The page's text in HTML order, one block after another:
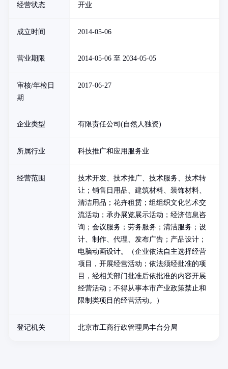
经营状态 开业
成立时间 2014-05-06
营业期限 2014-05-06 至 2034-05-05
审核/年检日
期
2017-06-27
企业类型 有限责任公司(自然人独资)
所属行业 科技推广和应用服务业
经营范围
技术开发、技术推广、技术服务、技术转
让；销售日用品、建筑材料、装饰材料、
清洁用品；花卉租赁；组组织文化艺术交
流活动；承办展览展示活动；经济信息咨
询；会议服务；劳务服务；清洁服务；设
计、制作、代理、发布广告；产品设计；
电脑动画设计。（企业依法自主选择经营
项目，开展经营活动；依法须经批准的项
目，经相关部门批准后依批准的内容开展
经营活动；不得从事本市产业政策禁止和
限制类项目的经营活动。）
登记机关 北京市工商行政管理局丰台分局